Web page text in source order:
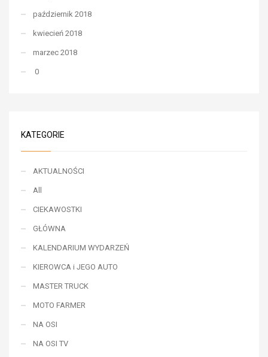
październik 2018
kwiecień 2018
marzec 2018
0
KATEGORIE
AKTUALNOŚCI
All
CIEKAWOSTKI
GŁÓWNA
KALENDARIUM WYDARZEŃ
KIEROWCA i JEGO AUTO
MASTER TRUCK
MOTO FARMER
NA OSI
NA OSI TV